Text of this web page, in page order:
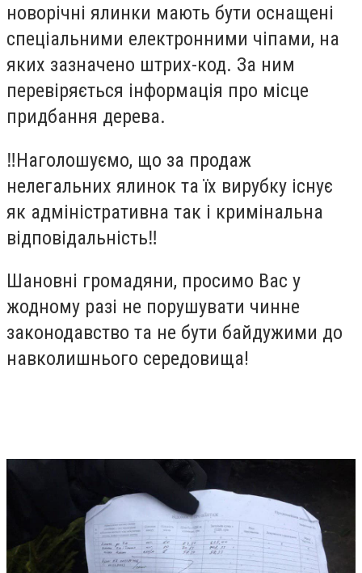
новорічні ялинки мають бути оснащені
спеціальними електронними чіпами, на
яких зазначено штрих-код. За ним
перевіряється інформація про місце
придбання дерева.
‼️Наголошуємо, що за продаж
нелегальних ялинок та їх вирубку існує
як адміністративна так і кримінальна
відповідальність‼️
Шановні громадяни, просимо Вас у
жодному разі не порушувати чинне
законодавство та не бути байдужими до
навколишнього середовища!